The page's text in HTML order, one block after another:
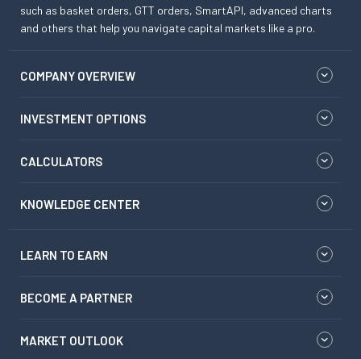
such as basket orders, GTT orders, SmartAPI, advanced charts
and others that help you navigate capital markets like a pro.
COMPANY OVERVIEW
INVESTMENT OPTIONS
CALCULATORS
KNOWLEDGE CENTER
LEARN TO EARN
BECOME A PARTNER
MARKET OUTLOOK